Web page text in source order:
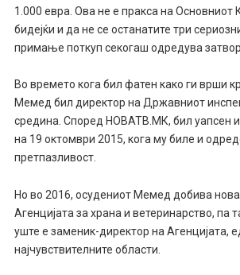
1.000 евра. Ова не е пракса на Основниот
бидејќи и да не се останатите три
примање поткуп секогаш одредува
Во времето кога бил фатен како ги врши
Мемед бил директор на Државниот
средина. Според НОВАТВ.МК, бил уапсен
на 19 октомври 2015, кога му биле и
претпазливост.
Но во 2016, осудениот Мемед добива
Агенцијата за храна и ветеринарство, па
уште е заменик-директор на Агенцијата,
најчувствителните области.